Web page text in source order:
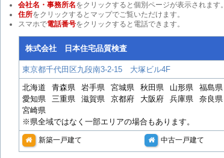
会社名・事務所名をクリックすると個別ページが表示されます。
住所をクリックするとマップでご覧いただけます。
スマホで電話番号をクリックすると電話できます。
株式会社 日本住宅品質検査
東京都千代田区九段南3-2-15 大塚ビル4F
北海道
青森県 岩手県 宮城県 秋田県 山形県 福島県
愛知県
三重県 滋賀県 京都府 大阪府 兵庫県 奈良県
宮崎県
※県全域ではなく一部エリアの場合もあります。
新築一戸建て 中古一戸建て